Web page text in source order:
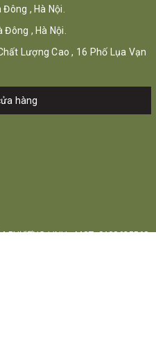
, Hà Nội.
, Hà Nội.
Lượng Cao , 16 Phố Lụa Vạn
hàng
PHƯƠNG LINH - MST: 0108625568